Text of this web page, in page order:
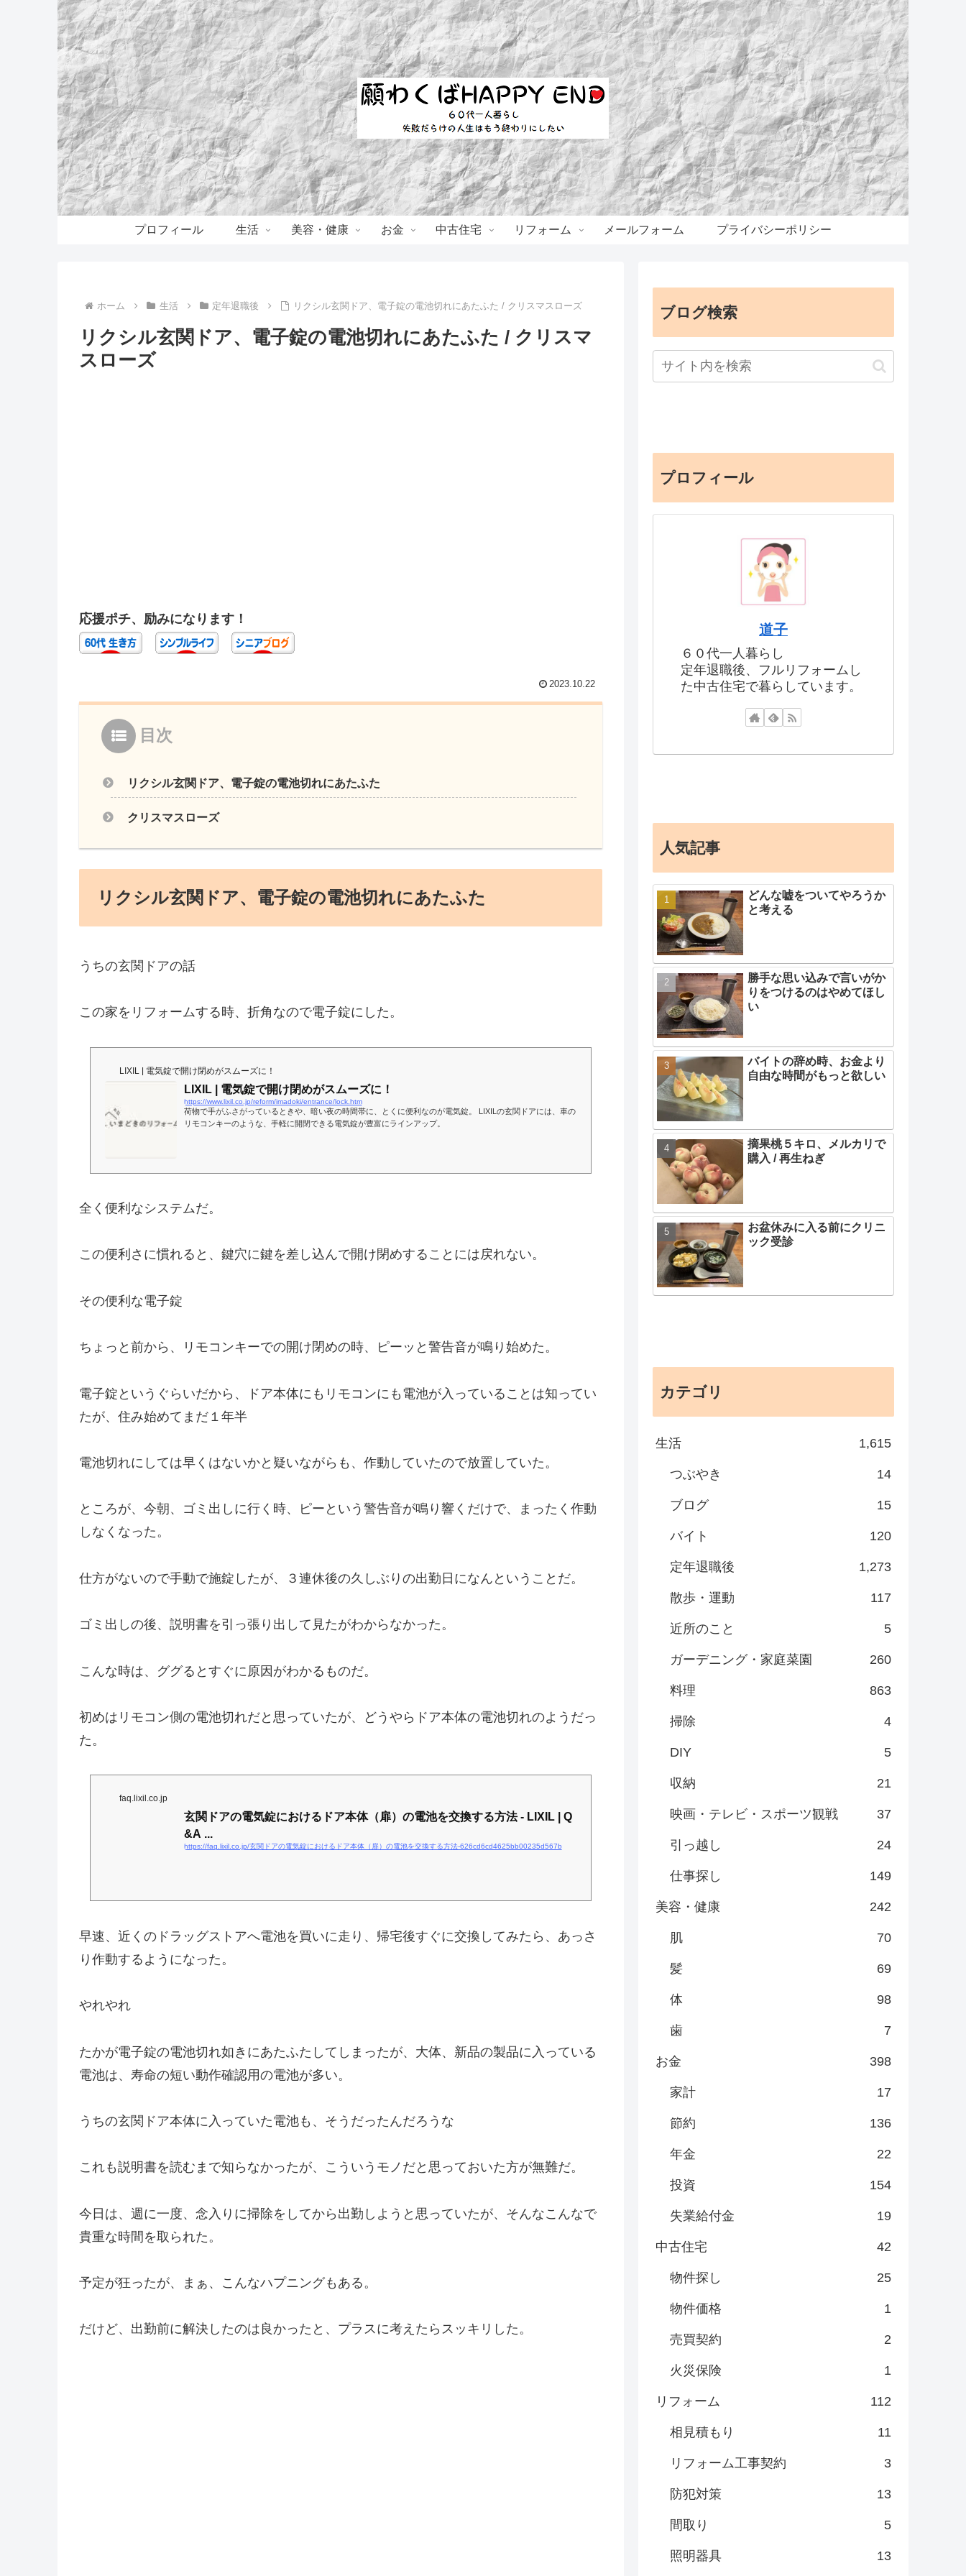
プロフィール 生活 美容・健康 お金 中古住宅 リフォーム メールフォーム プライバシーポリシー
ホーム 生活 定年退職後 リクシル玄関ドア、電子錠の電池切れにあたふた / クリスマスローズ
リクシル玄関ドア、電子錠の電池切れにあたふた / クリスマ
スローズ
応援ポチ、励みになります！
2023.10.22
目次
リクシル玄関ドア、電子錠の電池切れにあたふた
クリスマスローズ
リクシル玄関ドア、電子錠の電池切れにあたふた
うちの玄関ドアの話
この家をリフォームする時、折角なので電子錠にした。
LIXIL | 電気錠で開け閉めがスムーズに！
LIXIL | 電気錠で開け閉めがスムーズに！
https://www.lixil.co.jp/reform/imadoki/entrance/lock.htm
荷物で手がふさがっているときや、暗い夜の時間帯に、とくに便利なのが電気錠。 LIXILの玄関ドアには、車の
リモコンキーのような、手軽に開閉できる電気錠が豊富にラインアップ。
全く便利なシステムだ。
この便利さに慣れると、鍵穴に鍵を差し込んで開け閉めすることには戻れない。
その便利な電子錠
ちょっと前から、リモコンキーでの開け閉めの時、ピーッと警告音が鳴り始めた。
電子錠というぐらいだから、ドア本体にもリモコンにも電池が入っていることは知ってい
たが、住み始めてまだ１年半
電池切れにしては早くはないかと疑いながらも、作動していたので放置していた。
ところが、今朝、ゴミ出しに行く時、ピーという警告音が鳴り響くだけで、まったく作動
しなくなった。
仕方がないので手動で施錠したが、３連休後の久しぶりの出勤日になんということだ。
ゴミ出しの後、説明書を引っ張り出して見たがわからなかった。
こんな時は、ググるとすぐに原因がわかるものだ。
初めはリモコン側の電池切れだと思っていたが、どうやらドア本体の電池切れのようだっ
た。
faq.lixil.co.jp
玄関ドアの電気錠におけるドア本体（扉）の電池を交換する方法 - LIXIL | Q
&A ...
https://faq.lixil.co.jp/玄関ドアの電気錠におけるドア本体（扉）の電池を交換する方法-626cd6cd4625bb00235d567b
早速、近くのドラッグストアへ電池を買いに走り、帰宅後すぐに交換してみたら、あっさ
り作動するようになった。
やれやれ
たかが電子錠の電池切れ如きにあたふたしてしまったが、大体、新品の製品に入っている
電池は、寿命の短い動作確認用の電池が多い。
うちの玄関ドア本体に入っていた電池も、そうだったんだろうな
これも説明書を読むまで知らなかったが、こういうモノだと思っておいた方が無難だ。
今日は、週に一度、念入りに掃除をしてから出勤しようと思っていたが、そんなこんなで
貴重な時間を取られた。
予定が狂ったが、まぁ、こんなハプニングもある。
だけど、出勤前に解決したのは良かったと、プラスに考えたらスッキリした。
ブログ検索
プロフィール
道子
６０代一人暮らし
定年退職後、フルリフォームし
た中古住宅で暮らしています。
人気記事
どんな嘘をついてやろうか
と考える
勝手な思い込みで言いがか
りをつけるのはやめてほし
い
バイトの辞め時、お金より
自由な時間がもっと欲しい
摘果桃５キロ、メルカリで
購入 / 再生ねぎ
お盆休みに入る前にクリニ
ック受診
カテゴリ
生活 1,615
つぶやき 14
ブログ 15
バイト 120
定年退職後 1,273
散歩・運動 117
近所のこと 5
ガーデニング・家庭菜園 260
料理 863
掃除 4
DIY 5
収納 21
映画・テレビ・スポーツ観戦 37
引っ越し 24
仕事探し 149
美容・健康 242
肌 70
髪 69
体 98
歯 7
お金 398
家計 17
節約 136
年金 22
投資 154
失業給付金 19
中古住宅 42
物件探し 25
物件価格 1
売買契約 2
火災保険 1
リフォーム 112
相見積もり 11
リフォーム工事契約 3
防犯対策 13
間取り 5
照明器具 13